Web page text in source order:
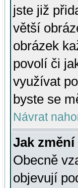
jste již
větší
obrázek
povolí či
využívat
byste se
Návrat
Jak
Obecně
objevují